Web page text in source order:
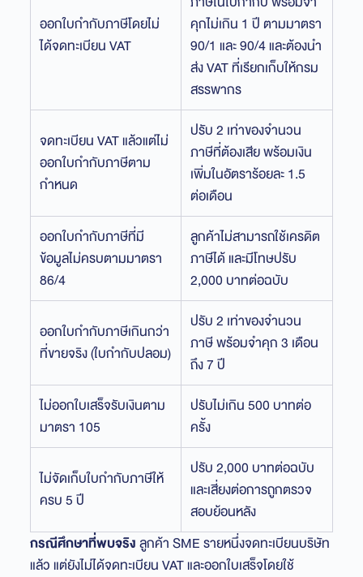
ออกใบกำกับภาษีโดยไม่
ได้จดทะเบียน VAT
คุกไม่เกิน 1 ปี ตามมาตรา
90/1 และ 90/4 และต้องนำ
ส่ง VAT ที่เรียกเก็บให้กรม
สรรพากร
จดทะเบียน VAT แล้วแต่ไม่
ออกใบกำกับภาษีตาม
กำหนด
ปรับ 2 เท่าของจำนวน
ภาษีที่ต้องเสีย พร้อมเงิน
เพิ่มในอัตราร้อยละ 1.5
ต่อเดือน
ออกใบกำกับภาษีที่มี
ข้อมูลไม่ครบตามมาตรา
86/4
ลูกค้าไม่สามารถใช้เครดิต
ภาษีได้ และมีโทษปรับ
2,000 บาทต่อฉบับ
ออกใบกำกับภาษีเกินกว่า
ที่ขายจริง (ใบกำกับปลอม)
ปรับ 2 เท่าของจำนวน
ภาษี พร้อมจำคุก 3 เดือน
ถึง 7 ปี
ไม่ออกใบเสร็จรับเงินตาม
มาตรา 105
ปรับไม่เกิน 500 บาทต่อ
ครั้ง
ไม่จัดเก็บใบกำกับภาษีให้
ครบ 5 ปี
ปรับ 2,000 บาทต่อฉบับ
และเสี่ยงต่อการถูกตรวจ
สอบย้อนหลัง
กรณีศึกษาที่พบจริงลูกค้า SME รายหนึ่งจดทะเบียนบริษัท
แล้ว แต่ยังไม่ได้จดทะเบียน VAT และออกใบเสร็จโดยใช้